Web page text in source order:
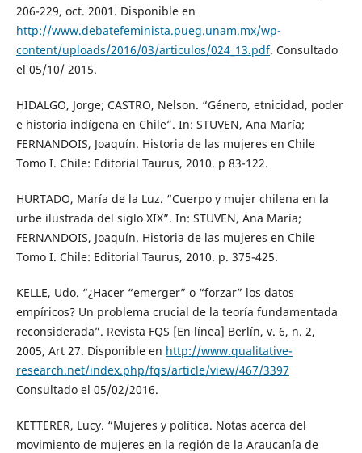
206-229, oct. 2001. Disponible en
http://www.debatefeminista.pueg.unam.mx/wp-
content/uploads/2016/03/articulos/024_13.pdf. Consultado
el 05/10/ 2015.
HIDALGO, Jorge; CASTRO, Nelson. “Género, etnicidad, poder
e historia indígena en Chile”. In: STUVEN, Ana María;
FERNANDOIS, Joaquín. Historia de las mujeres en Chile
Tomo I. Chile: Editorial Taurus, 2010. p 83-122.
HURTADO, María de la Luz. “Cuerpo y mujer chilena en la
urbe ilustrada del siglo XIX”. In: STUVEN, Ana María;
FERNANDOIS, Joaquín. Historia de las mujeres en Chile
Tomo I. Chile: Editorial Taurus, 2010. p. 375-425.
KELLE, Udo. “¿Hacer “emerger” o “forzar” los datos
empíricos? Un problema crucial de la teoría fundamentada
reconsiderada”. Revista FQS [En línea] Berlín, v. 6, n. 2,
2005, Art 27. Disponible en http://www.qualitative-
research.net/index.php/fqs/article/view/467/3397
Consultado el 05/02/2016.
KETTERER, Lucy. “Mujeres y política. Notas acerca del
movimiento de mujeres en la región de la Araucanía de